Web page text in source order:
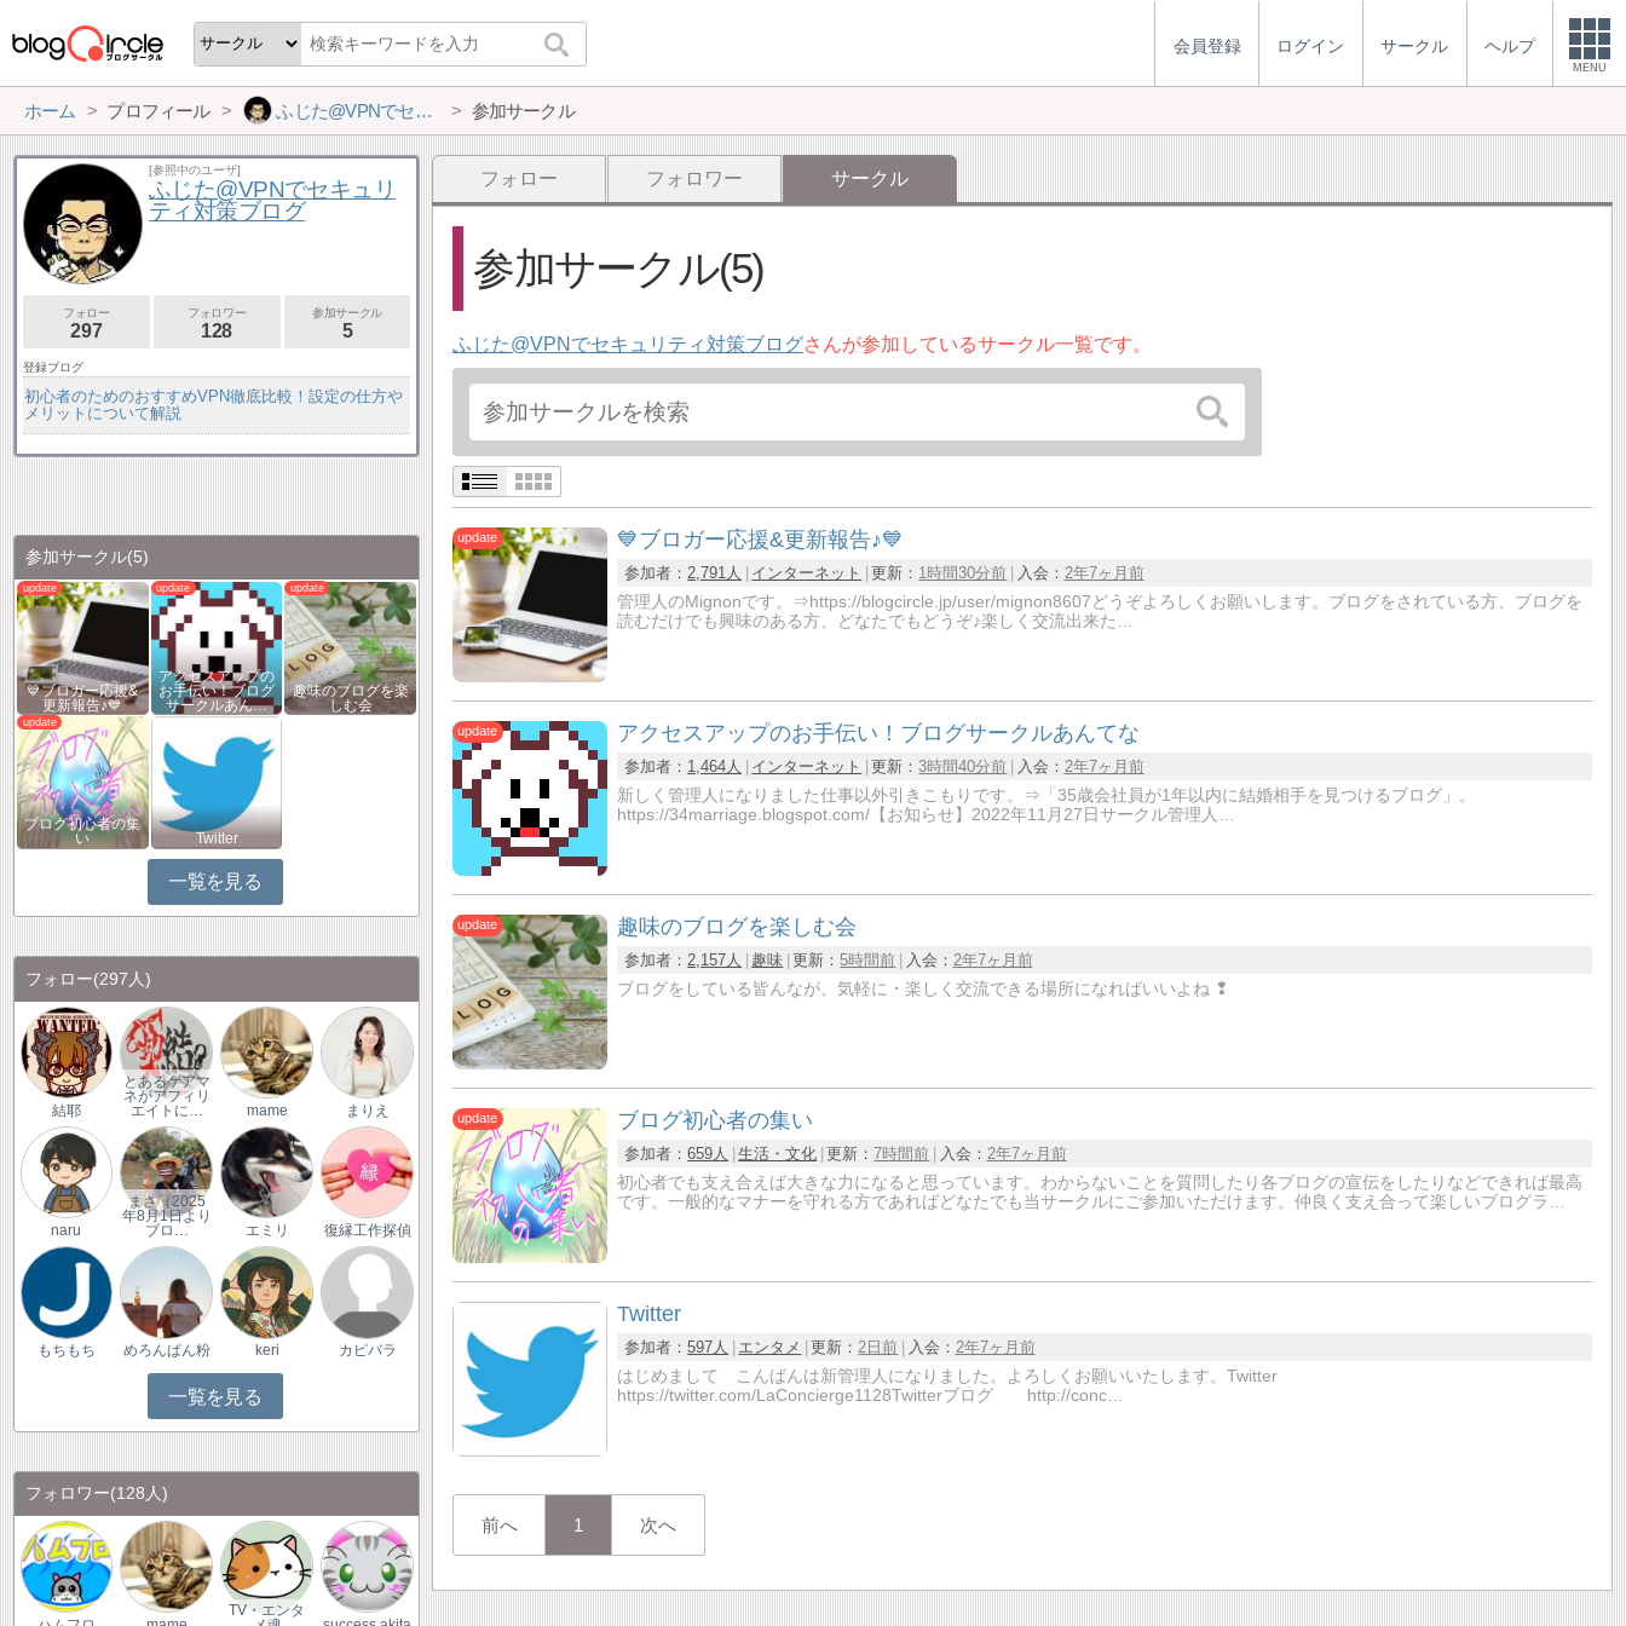
会員登録 ログイン サークル ヘルプ
MENU
ホーム プロフィール ふじた@VPNでセキュリティ対策ブログ 参加サークル
フォロー フォロワー サークル
参加サークル(5)
ふじた@VPNでセキュリティ対策ブログさんが参加しているサークル一覧です。
💙ブロガー応援&更新報告♪💙
参加者：2,791人 インターネット 更新： 1時間30分前 入会： 2年7ヶ月前
管理人のMignonです。⇒https://blogcircle.jp/user/mignon8607どうぞよろしくお願いします。ブログをされている方、ブログを
読むだけでも興味のある方、どなたでもどうぞ♪楽しく交流出来た…
アクセスアップのお手伝い！ブログサークルあんてな
参加者： 1,464人 インターネット 更新： 3時間40分前 入会： 2年7ヶ月前
新しく管理人になりました仕事以外引きこもりです。⇒「35歳会社員が1年以内に結婚相手を見つけるブログ」。
https://34marriage.blogspot.com/【お知らせ】2022年11月27日サークル管理人…
趣味のブログを楽しむ会
参加者：2,157人 趣味 更新：5時間前 入会： 2年7ヶ月前
ブログをしている皆んなが、気軽に・楽しく交流できる場所になればいいよね ❢
ブログ初心者の集い
参加者：659人 生活・文化 更新：7時間前 入会： 2年7ヶ月前
初心者でも支え合えば大きな力になると思っています。わからないことを質問したり各ブログの宣伝をしたりなどできれば最高
です。一般的なマナーを守れる方であればどなたでも当サークルにご参加いただけます。仲良く支え合って楽しいブログラ…
Twitter
参加者：597人 エンタメ 更新：2日前 入会： 2年7ヶ月前
はじめまして こんばんは新管理人になりました。よろしくお願いいたします。Twitter
https://twitter.com/LaConcierge1128Twitterブログ http://conc…
前へ 1 次へ
[参照中のユーザ]
ふじた@VPNでセキュリ
ティ対策ブログ
フォロー
297
フォロワー
128
参加サークル
5
登録ブログ
初心者のためのおすすめVPN徹底比較！設定の仕方や
メリットについて解説
参加サークル(5)
💙ブロガー応援&
更新報告♪💙
アクセスアップの
お手伝い！ブログ
サークルあん…
趣味のブログを楽
しむ会
ブログ初心者の集
い
Twitter
一覧を見る
フォロー(297人)
結耶
とあるケアマ
ネがアフィリ
エイトに…
mame まりえ
naru
まさ（2025
年8月1日より
ブロ…
エミリ 復縁工作探偵
もちもち めろんぱん粉 keri カピバラ
一覧を見る
フォロワー(128人)
TV・エンタ